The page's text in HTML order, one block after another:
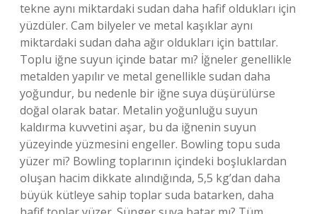
tekne aynı miktardaki sudan daha hafif oldukları için
yüzdüler. Cam bilyeler ve metal kaşıklar aynı
miktardaki sudan daha ağır oldukları için battılar.
Toplu iğne suyun içinde batar mı? İğneler genellikle
metalden yapılır ve metal genellikle sudan daha
yoğundur, bu nedenle bir iğne suya düşürülürse
doğal olarak batar. Metalin yoğunluğu suyun
kaldırma kuvvetini aşar, bu da iğnenin suyun
yüzeyinde yüzmesini engeller. Bowling topu suda
yüzer mi? Bowling toplarının içindeki boşluklardan
oluşan hacim dikkate alındığında, 5,5 kg’dan daha
büyük kütleye sahip toplar suda batarken, daha